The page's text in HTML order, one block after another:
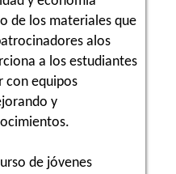
de los materiales que
alos
a los estudiantes
con equipos
y
de jóvenes